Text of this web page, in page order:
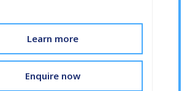
Learn more
Enquire now